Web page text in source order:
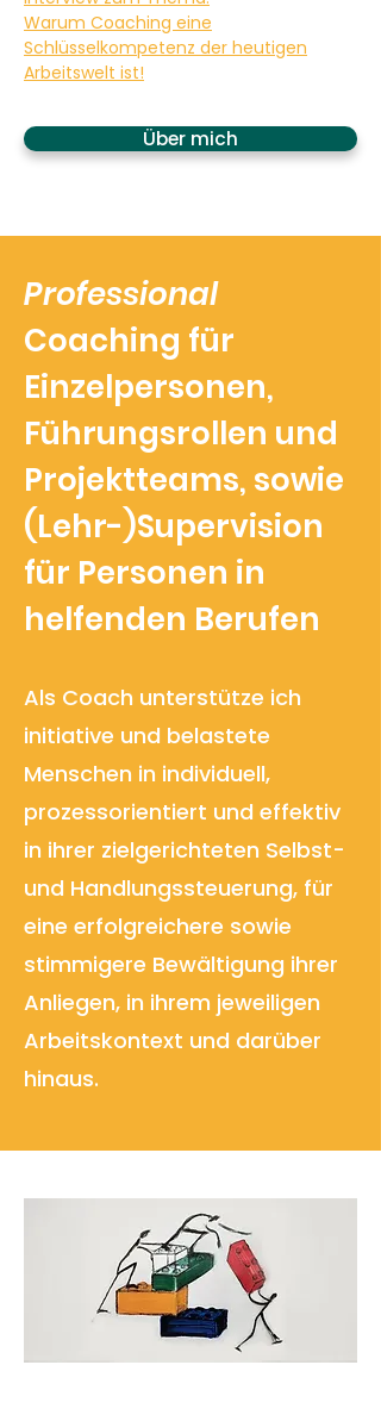
Warum Coaching eine
Schlüsselkompetenz der heutigen
Arbeitswelt ist!
Über mich
Professional
Coaching für
Einzelpersonen,
Führungsrollen und
Projektteams, sowie
(Lehr-)Supervision
für Personen in
helfenden Berufen
Als Coach unterstütze ich
initiative und belastete
Menschen in individuell,
prozessorientiert und effektiv
in ihrer zielgerichteten Selbst-
und Handlungssteuerung, für
eine erfolgreichere sowie
stimmigere Bewältigung ihrer
Anliegen, in ihrem jeweiligen
Arbeitskontext und darüber
hinaus.